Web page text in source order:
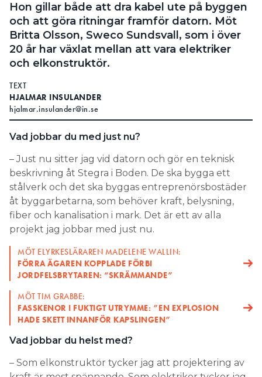
Oscar
Arvidsson
Hjo Installation
Installation. Han efterträder Joakim Löfvall, som går
i pension. Huusko kommer närmast från rollen som
kategoriansvarig inköpare inom el och säkerhet på
Caverion.
Onninen
ROBERT LEEär ny affärs- och produktspecialist inom
elinstallation och förnybart på Onninen. Han
kommer närmast från rollen som teknologichef på
Elektro-skandias dotterbolag Aprilice.
Hon gillar både att dra kabel ute på byggen
och att göra ritningar framför datorn. Möt
Britta Olsson, Sweco Sundsvall, som i över
20 år har växlat mellan att vara elektriker
och elkonstruktör.
TEXT
HJALMAR INSULANDER
hjalmar.insulander@in.se
Vad jobbar du med just nu?
– Just nu sitter jag vid datorn och gör en teknisk
beskrivning åt Stegra i Boden. De ska bygga ett
stålverk och det ska byggas entreprenörsbostäder
åt byggarbetarna, som behöver kraft, belysning,
fiber och kanalisation i mark. Det är ett av alla
projekt jag jobbar med just nu.
MÖT ELYRKESLÄRAREN MADELENE WALLIN:
FÖRRA ÄGAREN KOPPLADE FÖRBI
JORDFELSBRYTAREN: “SKRÄMMANDE”
MÖT TIM GRABBE:
FASSKENOR I FUKTIGT UTRYMME: ”EN EXPLOSION
HADE SKETT INNANFÖR KAPSLINGEN”
Vad jobbar du helst med?
– Som elkonstruktör tycker jag att projektering av